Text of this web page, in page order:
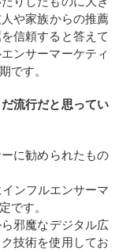
や家族からの推薦
信頼すると答えて
ンサーマーケティ
です。
だ流行だと思ってい
に勧められたもの
ンフルエンサーマ
です。
邪魔なデジタル広
技術を使用してお